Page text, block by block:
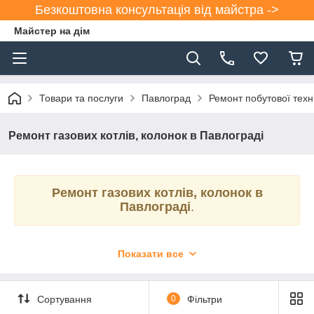
Безкоштовна консультація від майстра ->
Майстер на дім
Товари та послуги Павлоград Ремонт побутової
Ремонт газових котлів, колонок в Павлограді
Ремонт газових котлів, колонок в
Павлограді.
газових котлів і колонок в
Павлогра
Показати все
Сортування 0 Фільтри